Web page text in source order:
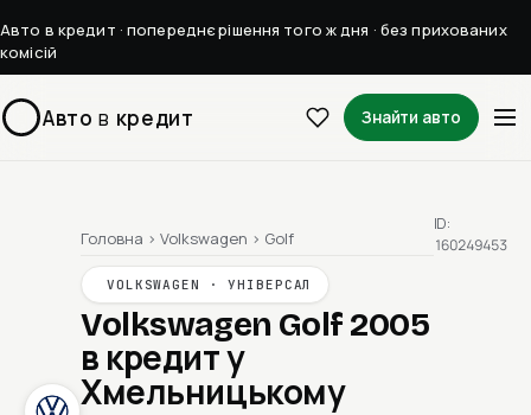
Авто в кредит · попереднє рішення того ж дня · без прихованих
комісій
Авто в кредит Знайти авто
Головна › Volkswagen › Golf
VOLKSWAGEN · УНІВЕРСАЛ
Volkswagen Golf 2005
в кредит у
Хмельницькому
ID:
160249453